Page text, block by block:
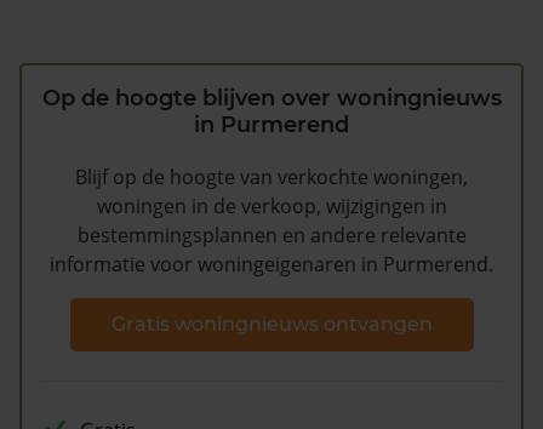
Op de hoogte blijven over woningnieuws
in Purmerend
Blijf op de hoogte van verkochte woningen,
woningen in de verkoop, wijzigingen in
bestemmingsplannen en andere relevante
informatie voor woningeigenaren in Purmerend.
Gratis woningnieuws ontvangen